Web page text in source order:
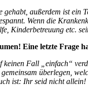
außerdem ist
Wenn die
Kinderbetreuung etc.
Eine letzte Frage
keinen Fall „einfach“
überlegen,
ist: Ihr seid nicht allein!